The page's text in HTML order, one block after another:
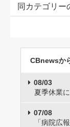
同カテゴリー
CBnewsか
08/03
夏季休業
07/08
「病院広